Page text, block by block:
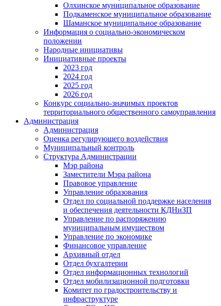
Олхинское муниципальное образование
Подкаменское муниципальное образование
Шаманское муниципальное образование
Информация о социально-экономическом
положении
Народные инициативы
Инициативные проекты
2023 год
2024 год
2025 год
2026 год
Конкурс социально-значимых проектов
территориального общественного самоуправления
Администрация
Администрация
Оценка регулирующего воздействия
Муниципальный контроль
Структура Администрации
Мэр района
Заместители Мэра района
Правовое управление
Управление образования
Отдел по социальной поддержке населения
и обеспечения деятельности КДНиЗП
Управление по распоряжению
муниципальным имуществом
Управление по экономике
Финансовое управление
Архивный отдел
Отдел бухгалтерии
Отдел информационных технологий
Отдел мобилизационной подготовки
Комитет по градостроительству и
инфраструктуре